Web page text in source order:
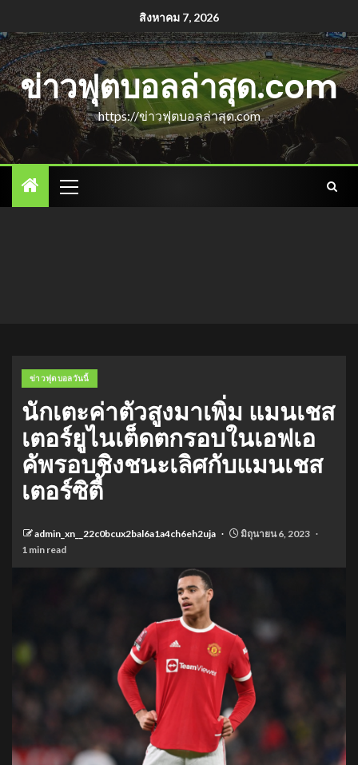
สิงหาคม 7, 2026
ข่าวฟุตบอลล่าสุด.com
https://ข่าวฟุตบอลล่าสุด.com
ข่าวฟุตบอลวันนี้
นักเตะค่าตัวสูงมาเพิ่ม แมนเชส
เตอร์ยูไนเต็ดตกรอบในเอฟเอ
คัพรอบชิงชนะเลิศกับแมนเชส
เตอร์ซิตี้
admin_xn__22c0bcux2bal6a1a4ch6eh2uja
มิถุนายน 6, 2023
1 min read